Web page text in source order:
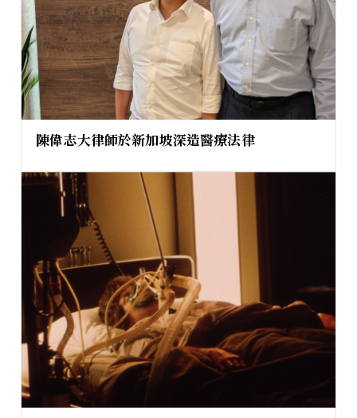
陳偉志大律師於新加坡深造醫療法律